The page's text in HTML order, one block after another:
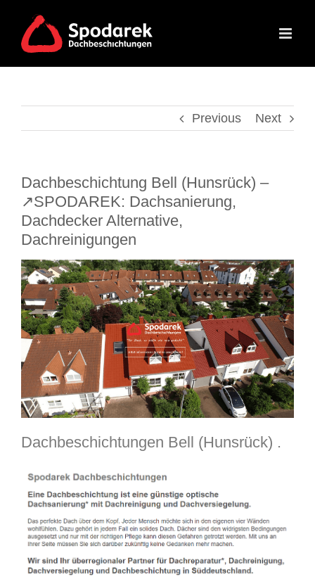
content
Previous Next
Dachbeschichtung Bell (Hunsrück) –
↗️SPODAREK: Dachsanierung,
Dachdecker Alternative,
Dachreinigungen
Dachbeschichtungen Bell (Hunsrück) .